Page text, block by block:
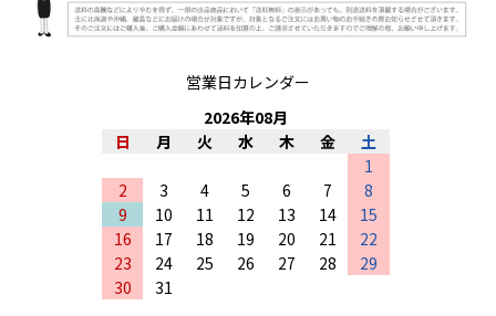
営業日カレンダー
2026年08月
日
月 火 水 木 金
土
1
2
3 4 5 6 7
8
9
10 11 12 13 14
15
16
17 18 19 20 21
22
23
24 25 26 27 28
29
30
31